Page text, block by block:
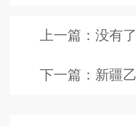
上一篇：没有了
下一篇： 新疆